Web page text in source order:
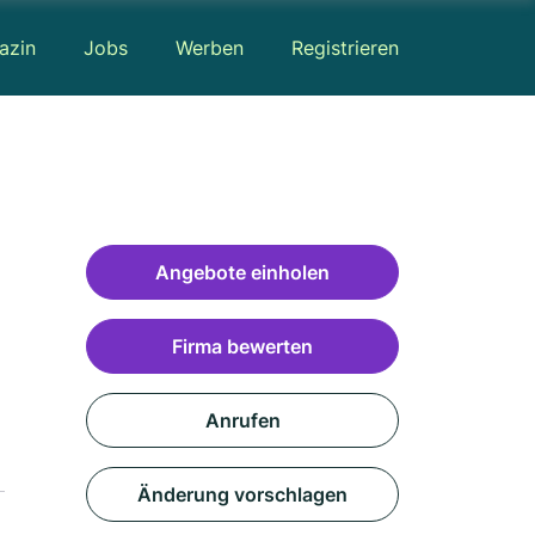
Jobs Werben Registrieren
Angebote einholen
Firma bewerten
Anrufen
Änderung vorschlagen